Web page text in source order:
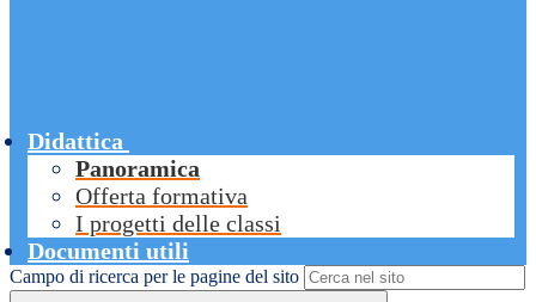
Didattica
Panoramica
Offerta formativa
I progetti delle classi
Documenti utili
Campo di ricerca per le pagine del sito